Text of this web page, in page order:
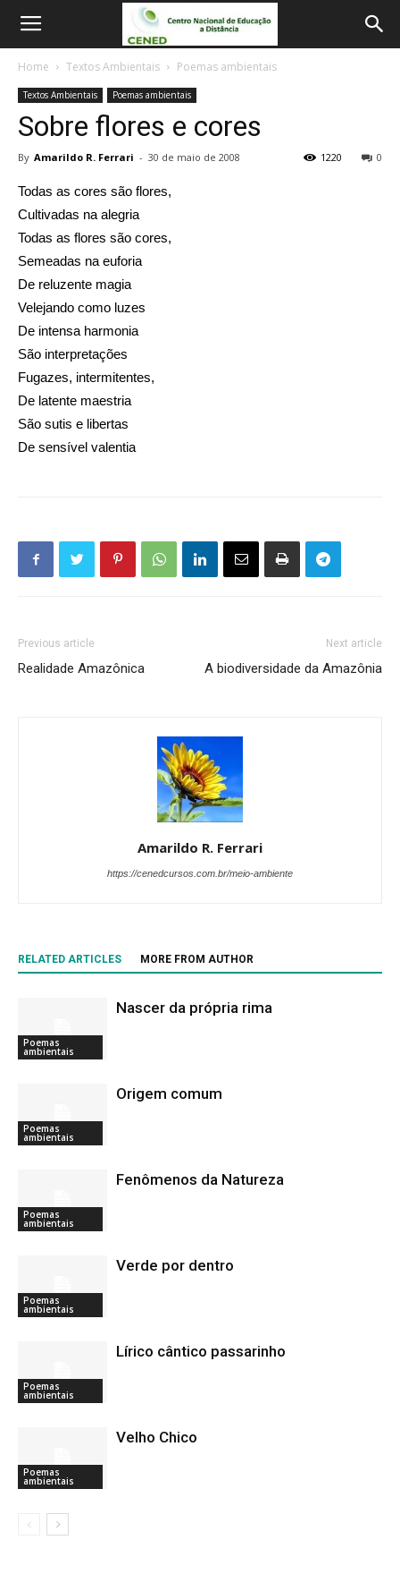
Home Textos Ambientais Poemas ambientais
Textos Ambientais Poemas ambientais
Sobre flores e cores
By Amarildo R. Ferrari - 30 de maio de 2008 0
1220
Todas as cores são flores,
Cultivadas na alegria
Todas as flores são cores,
Semeadas na euforia
De reluzente magia
Velejando como luzes
De intensa harmonia
São interpretações
Fugazes, intermitentes,
De latente maestria
São sutis e libertas
De sensível valentia
Previous article
Realidade Amazônica
Next article
A biodiversidade da Amazônia
Amarildo R. Ferrari
https://cenedcursos.com.br/meio-ambiente
RELATED ARTICLES MORE FROM AUTHOR
Poemas
ambientais
Nascer da própria rima
Poemas
ambientais
Origem comum
Poemas
ambientais
Fenômenos da Natureza
Poemas
ambientais
Verde por dentro
Poemas
ambientais
Lírico cântico passarinho
Poemas
ambientais
Velho Chico